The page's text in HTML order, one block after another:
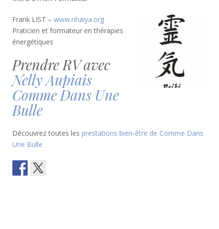
Frank LIST – www.nhaiya.org
Praticien et formateur en thérapies
énergétiques
Prendre RV avec
Nelly Aupiais
Comme Dans Une
Bulle
Découvrez toutes les prestations bien-être de Comme Dans
Une Bulle